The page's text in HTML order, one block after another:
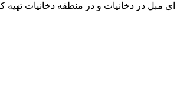
مبل در دخانیات و در منطقه دخانیات تهیه